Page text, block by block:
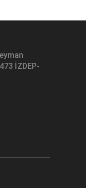
İZDEP-